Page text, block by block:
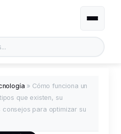
Alternar
» Cómo funciona un
que existen, su
consejos para optimizar su